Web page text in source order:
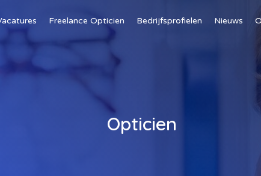
Freelance Opticien Bedrijfsprofielen Nieuws
Opticien